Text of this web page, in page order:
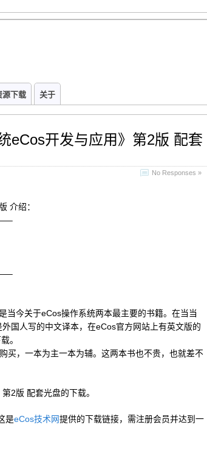
源下载 关于
eCos开发与应用》第2版 配套
No Responses »
介绍：
当今关于eCos操作系统两本最主要的书籍。在当当
国人写的中文译本，在eCos官方网站上有英文版的
。
买，一本为主一本为辅。这两本书也不贵，也就差不
2版 配套光盘的下载。
是eCos技术网提供的下载链接，需注册会员并达到一